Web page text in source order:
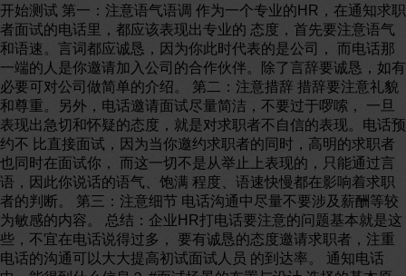
开始测试 第一：注意语气语调 作为一个专业的HR，在通知求职
者面试的电话里，都应该表现出专业的 态度，首先要注意语气
和语速。言词都应诚恳，因为你此时代表的是公司， 而电话那
一端的人是你邀请加入公司的合作伙伴。除了言辞要诚恳，如有
必要可对公司做简单的介绍。 第二：注意措辞 措辞要注意礼貌
和尊重。另外，电话邀请面试尽量简洁，不要过于啰嗦， 一旦
表现出急切和怀疑的态度，就是对求职者不自信的表现。电话预
约不 比直接面试，因为当你邀约求职者的同时，高明的求职者
也同时在面试你， 而这一切不是从举止上表现的，只能通过言
语，因此你说话的语气、饱满 程度、语速快慢都在影响着求职
者的判断。 第三：注意细节 电话沟通中尽量不要涉及薪酬等较
为敏感的内容。 总结：企业HR打电话要注意的问题基本就是这
些，不宜在电话说得过多， 要有诚恳的态度邀请求职者，注重
电话的沟通可以大大提高初试面试人员 的到达率。 通知电话